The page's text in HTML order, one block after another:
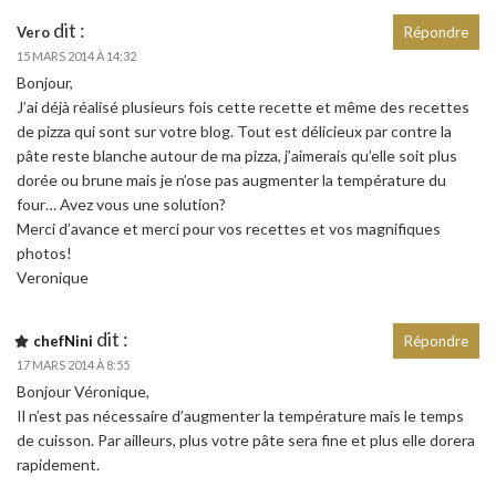
Vero dit :
15 MARS 2014 À 14:32
Bonjour,
J’ai déjà réalisé plusieurs fois cette recette et même des recettes
de pizza qui sont sur votre blog. Tout est délicieux par contre la
pâte reste blanche autour de ma pizza, j’aimerais qu’elle soit plus
dorée ou brune mais je n’ose pas augmenter la température du
four… Avez vous une solution?
Merci d’avance et merci pour vos recettes et vos magnifiques
photos!
Veronique
Répondre
chefNini dit :
17 MARS 2014 À 8:55
Bonjour Véronique,
Il n’est pas nécessaire d’augmenter la température mais le temps
de cuisson. Par ailleurs, plus votre pâte sera fine et plus elle dorera
rapidement.
Répondre